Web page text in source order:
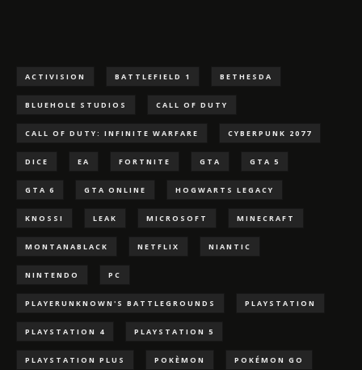
ACTIVISION BATTLEFIELD 1 BETHESDA
BLUEHOLE STUDIOS CALL OF DUTY
CALL OF DUTY: INFINITE WARFARE CYBERPUNK 2077
DICE EA FORTNITE GTA GTA 5
GTA 6 GTA ONLINE HOGWARTS LEGACY
KNOSSI LEAK MICROSOFT MINECRAFT
MONTANABLACK NETFLIX NIANTIC
NINTENDO PC
PLAYERUNKNOWN'S BATTLEGROUNDS PLAYSTATION
PLAYSTATION 4 PLAYSTATION 5
PLAYSTATION PLUS POKÈMON POKÉMON GO